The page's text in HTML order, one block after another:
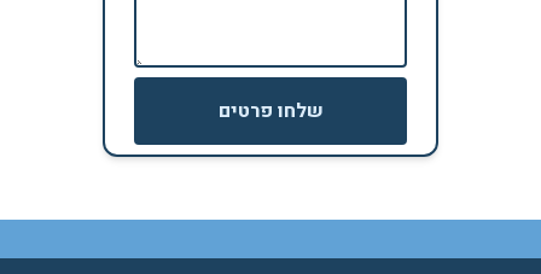
שלחו פרטים